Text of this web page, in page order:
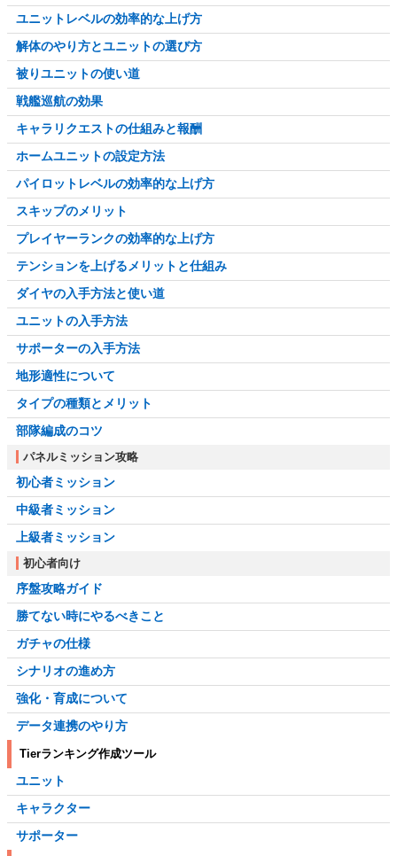
ユニットレベルの効率的な上げ方
解体のやり方とユニットの選び方
被りユニットの使い道
戦艦巡航の効果
キャラリクエストの仕組みと報酬
ホームユニットの設定方法
パイロットレベルの効率的な上げ方
スキップのメリット
プレイヤーランクの効率的な上げ方
テンションを上げるメリットと仕組み
ダイヤの入手方法と使い道
ユニットの入手方法
サポーターの入手方法
地形適性について
タイプの種類とメリット
部隊編成のコツ
パネルミッション攻略
初心者ミッション
中級者ミッション
上級者ミッション
初心者向け
序盤攻略ガイド
勝てない時にやるべきこと
ガチャの仕様
シナリオの進め方
強化・育成について
データ連携のやり方
Tierランキング作成ツール
ユニット
キャラクター
サポーター